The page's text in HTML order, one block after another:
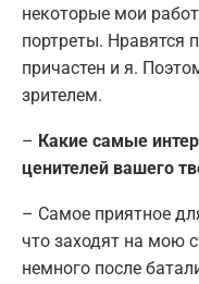
некоторые мои
портреты. Нравятся
причастен и я.
зрителем.
– Какие самые
ценителей вашего
– Самое приятное
что заходят на мою
немного после